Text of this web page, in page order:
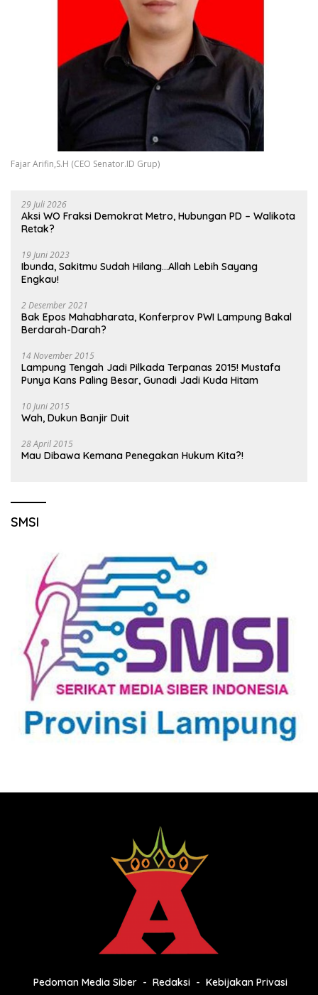
Fajar Arifin,S.H (CEO Senator.ID Grup)
29 Juli 2026
Aksi WO Fraksi Demokrat Metro, Hubungan PD – Walikota
Retak?
19 Juni 2023
Ibunda, Sakitmu Sudah Hilang…Allah Lebih Sayang
Engkau!
2 Desember 2021
Bak Epos Mahabharata, Konferprov PWI Lampung Bakal
Berdarah-Darah?
14 November 2015
Lampung Tengah Jadi Pilkada Terpanas 2015! Mustafa
Punya Kans Paling Besar, Gunadi Jadi Kuda Hitam
10 Juni 2015
Wah, Dukun Banjir Duit
28 April 2015
Mau Dibawa Kemana Penegakan Hukum Kita?!
SMSI
Pedoman Media Siber Redaksi Kebijakan Privasi